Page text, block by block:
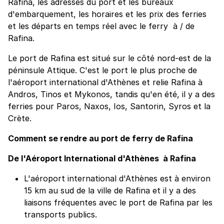
d'embarquement, les horaires et les prix des ferries
et les départs en temps réel avec le ferry à / de
Rafina.
Le port de Rafina est situé sur le côté nord-est de la
péninsule Attique. C'est le port le plus proche de
l'aéroport international d'Athènes et relie Rafina à
Andros, Tinos et Mykonos, tandis qu'en été, il y a des
ferries pour Paros, Naxos, Ios, Santorin, Syros et la
Crète.
Comment se rendre au port de ferry de Rafina
De l'Aéroport International d'Athènes à Rafina
L'aéroport international d'Athènes est à environ
15 km au sud de la ville de Rafina et il y a des
liaisons fréquentes avec le port de Rafina par les
transports publics.